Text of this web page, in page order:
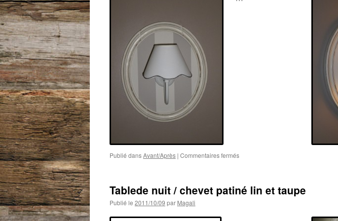
Publié dansAvant/Après | Commentaires ferméssur
revisité
Tablede nuit / chevet patiné lin et taupe
Publié le 2011/10/09 par Magali